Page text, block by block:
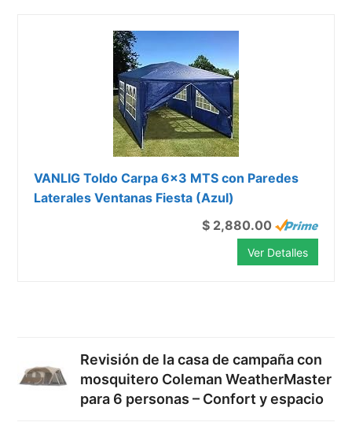
VANLIG Toldo Carpa 6x3 MTS con Paredes
Laterales Ventanas Fiesta (Azul)
$ 2,880.00
Ver Detalles
Revisión de la casa de campaña con
mosquitero Coleman WeatherMaster
para 6 personas – Confort y espacio